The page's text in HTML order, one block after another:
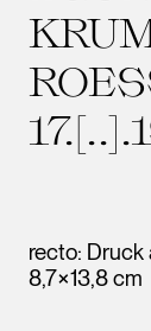
recto: Druck
8,7×13,8 cm